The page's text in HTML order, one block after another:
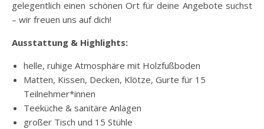
gelegentlich einen schönen Ort für deine Angebote suchst
– wir freuen uns auf dich!
Ausstattung & Highlights:
helle, ruhige Atmosphäre mit Holzfußboden
Matten, Kissen, Decken, Klötze, Gurte für 15
Teilnehmer*innen
Teeküche & sanitäre Anlagen
großer Tisch und 15 Stühle